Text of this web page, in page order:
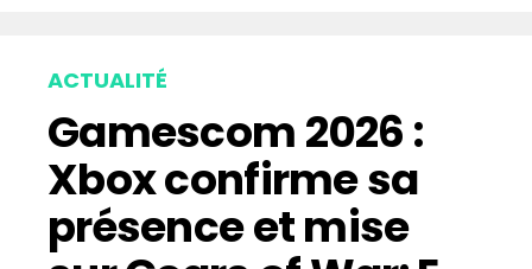
ACTUALITÉ
Gamescom 2026 :
Xbox confirme sa
présence et mise